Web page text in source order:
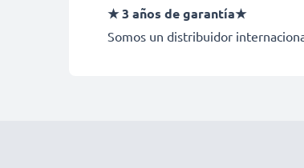
★ 3 años de garantía★
Somos un distribuidor